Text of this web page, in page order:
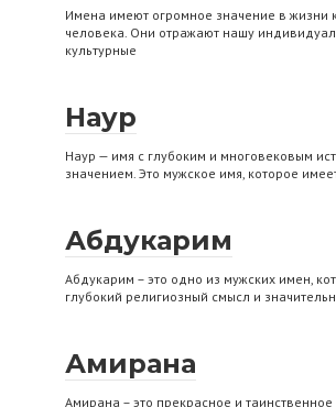
Имена имеют огромное значение в жизни
человека. Они отражают нашу
культурные
Наур
Наур — имя с глубоким и многовековым
значением. Это мужское имя, которое
Абдукарим
Абдукарим – это одно из мужских имен,
глубокий религиозный смысл и
Амирана
Амирана – это прекрасное и таинственное